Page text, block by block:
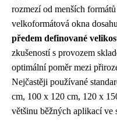
rozmezí od menších
velkoformátová okna
předem definované
zkušeností s provozem
optimální poměr mezi
Nejčastěji používané
cm, 100 x 120 cm, 120 x
většinu běžných aplikací ve